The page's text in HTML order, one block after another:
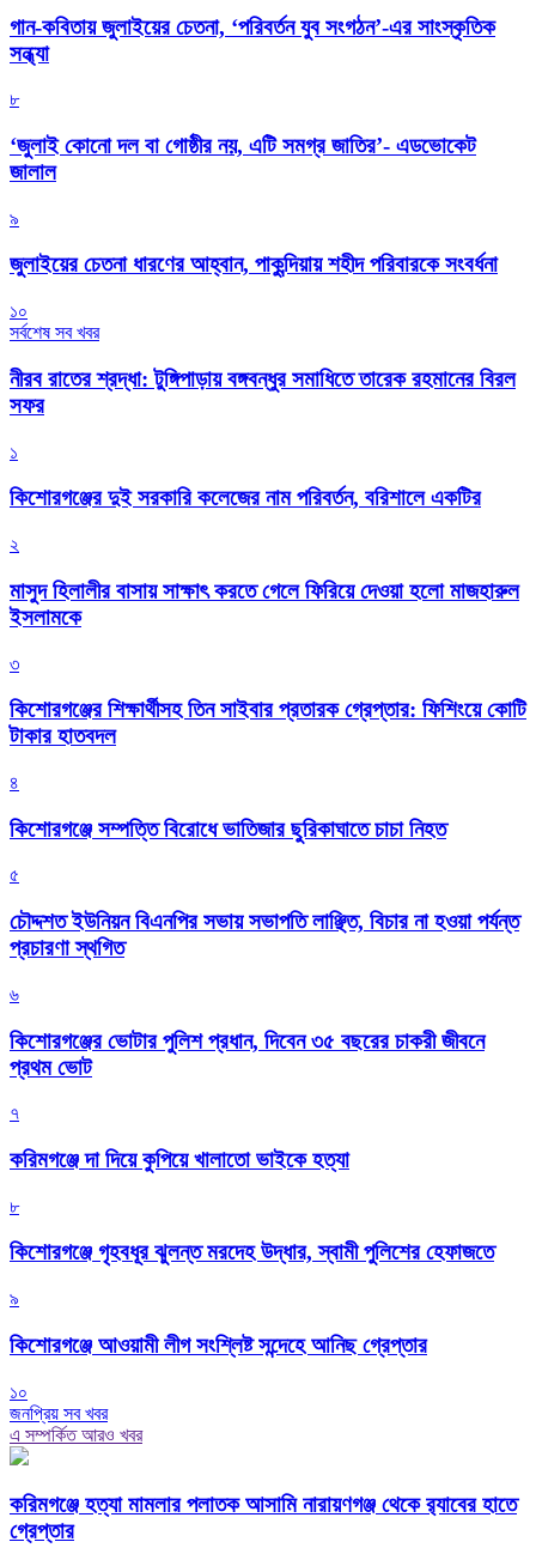
গান-কবিতায় জুলাইয়ের চেতনা, ‘পরিবর্তন যুব সংগঠন’-এর সাংস্কৃতিক
সন্ধ্যা
৮
‘জুলাই কোনো দল বা গোষ্ঠীর নয়, এটি সমগ্র জাতির’- এডভোকেট
জালাল
৯
জুলাইয়ের চেতনা ধারণের আহ্বান, পাকুন্দিয়ায় শহীদ পরিবারকে সংবর্ধনা
১০
সর্বশেষ সব খবর
নীরব রাতের শ্রদ্ধা: টুঙ্গিপাড়ায় বঙ্গবন্ধুর সমাধিতে তারেক রহমানের বিরল
সফর
১
কিশোরগঞ্জের দুই সরকারি কলেজের নাম পরিবর্তন, বরিশালে একটির
২
মাসুদ হিলালীর বাসায় সাক্ষাৎ করতে গেলে ফিরিয়ে দেওয়া হলো মাজহারুল
ইসলামকে
৩
কিশোরগঞ্জের শিক্ষার্থীসহ তিন সাইবার প্রতারক গ্রেপ্তার: ফিশিংয়ে কোটি
টাকার হাতবদল
৪
কিশোরগঞ্জে সম্পত্তি বিরোধে ভাতিজার ছুরিকাঘাতে চাচা নিহত
৫
চৌদ্দশত ইউনিয়ন বিএনপির সভায় সভাপতি লাঞ্ছিত, বিচার না হওয়া পর্যন্ত
প্রচারণা স্থগিত
৬
কিশোরগঞ্জের ভোটার পুলিশ প্রধান, দিবেন ৩৫ বছরের চাকরী জীবনে
প্রথম ভোট
৭
করিমগঞ্জে দা দিয়ে কুপিয়ে খালাতো ভাইকে হত্যা
৮
কিশোরগঞ্জে গৃহবধূর ঝুলন্ত মরদেহ উদ্ধার, স্বামী পুলিশের হেফাজতে
৯
কিশোরগঞ্জে আওয়ামী লীগ সংশ্লিষ্ট সন্দেহে আনিছ গ্রেপ্তার
১০
জনপ্রিয় সব খবর
এ সম্পর্কিত আরও খবর
করিমগঞ্জে হত্যা মামলার পলাতক আসামি নারায়ণগঞ্জ থেকে র‌্যাবের হাতে
গ্রেপ্তার